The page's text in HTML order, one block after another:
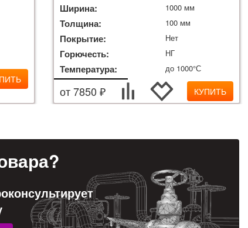
Ширина: 1000 мм
Толщина: 100 мм
Покрытие: Нет
Горючесть: НГ
Температура: до 1000°С
от 7850 ₽ КУПИТЬ